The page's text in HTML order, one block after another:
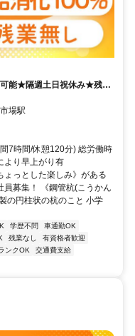
能★隔週土日祝休み★残業
場駅
7時間/休憩120分) 総労働時
り早上がり有
ょっとした楽しみ》がある
募集！ 《鋼管杭(こうかん
の円柱状の杭のこと 小学
学歴不問
車通勤OK
残業なし
有資格者歓迎
ンクOK
交通費支給